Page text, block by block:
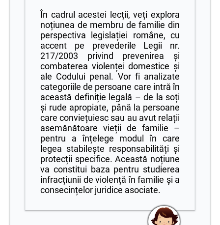
În cadrul acestei lecții, veți explora
noțiunea de membru de familie din
perspectiva legislației române, cu
accent pe prevederile Legii nr.
217/2003 privind prevenirea și
combaterea violenței domestice și
ale Codului penal. Vor fi analizate
categoriile de persoane care intră în
această definiție legală – de la soți
și rude apropiate, până la persoane
care conviețuiesc sau au avut relații
asemănătoare vieții de familie –
pentru a înțelege modul în care
legea stabilește responsabilități și
protecții specifice. Această noțiune
va constitui baza pentru studierea
infracțiunii de violență în familie și a
consecințelor juridice asociate.